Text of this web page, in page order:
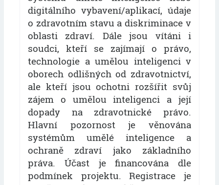
digitálního vybavení/aplikací, údaje
o zdravotním stavu a diskriminace v
oblasti zdraví. Dále jsou vítáni i
soudci, kteří se zajímají o právo,
technologie a umělou inteligenci v
oborech odlišných od zdravotnictví,
ale kteří jsou ochotni rozšířit svůj
zájem o umělou inteligenci a její
dopady na zdravotnické právo.
Hlavní pozornost je věnována
systémům umělé inteligence a
ochraně zdraví jako základního
práva. Účast je financována dle
podmínek projektu. Registrace je